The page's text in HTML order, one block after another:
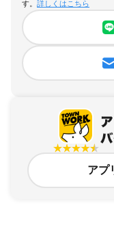
す。 詳しくはこちら
アプ